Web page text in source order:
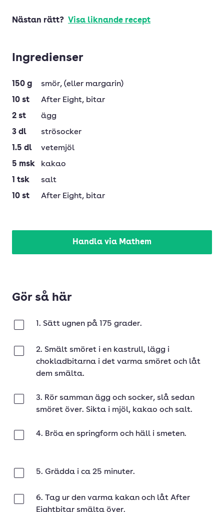
Nästan rätt? Visa liknande recept
Ingredienser
150 g smör, (eller margarin)
10 st After Eight, bitar
2 st
ägg
3 dl
strösocker
1.5 dl
vetemjöl
5 msk
kakao
1 tsk
salt
10 st After Eight, bitar
Handla via Mathem
Gör så här
1. Sätt ugnen på 175 grader.
2. Smält smöret i en kastrull, lägg i
chokladbitarna i det varma smöret och låt
dem smälta.
3. Rör samman ägg och socker, slå sedan
smöret över. Sikta i mjöl, kakao och salt.
4. Bröa en springform och häll i smeten.
5. Grädda i ca 25 minuter.
6. Tag ur den varma kakan och låt After
Eightbitar smälta över.